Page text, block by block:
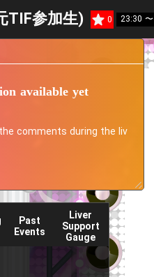
TIF参加生) 0 23:30 〜
Past
Events
Liver
Support
Gauge
available yet
comments during the liv